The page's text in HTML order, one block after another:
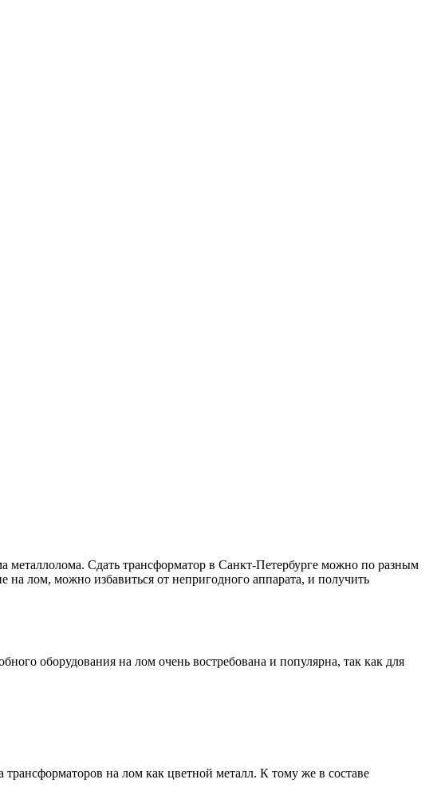
Сдать трансформатор в Санкт-Петербурге можно по разным
лом, можно избавиться от непригодного аппарата, и получить
оборудования на лом очень востребована и популярна, так как для
на лом как цветной металл. К тому же в составе